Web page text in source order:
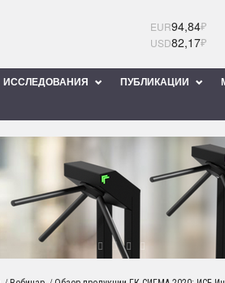
EUR94,84₽
USD82,17₽
ИССЛЕДОВАНИЯ ПУБЛИКАЦИИ